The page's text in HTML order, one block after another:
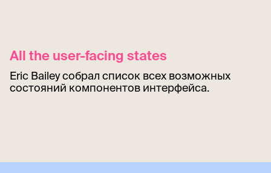
All the user-facing states
Eric Bailey собрал список всех возможных
состояний компонентов интерфейса.